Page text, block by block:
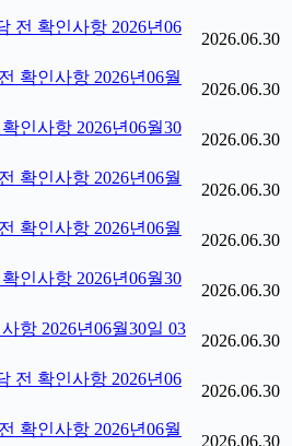
전 확인사항 2026년06
2026.06.30
확인사항 2026년06월
2026.06.30
인사항 2026년06월30
2026.06.30
확인사항 2026년06월
2026.06.30
확인사항 2026년06월
2026.06.30
인사항 2026년06월30
2026.06.30
항 2026년06월30일 03
2026.06.30
전 확인사항 2026년06
2026.06.30
확인사항 2026년06월
2026.06.30